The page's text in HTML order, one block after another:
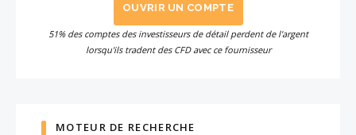
OUVRIR UN COMPTE
51% des comptes des investisseurs de détail perdent de l'argent
lorsqu'ils tradent des CFD avec ce fournisseur
MOTEUR DE RECHERCHE